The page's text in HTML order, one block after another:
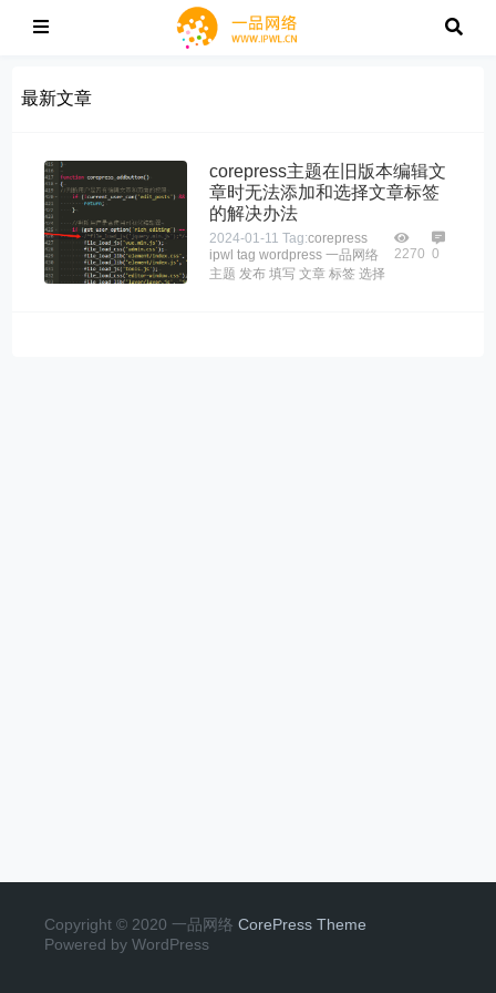
最新文章
corepress主题在旧版本编辑文
章时无法添加和选择文章标签
的解决办法
2024-01-11 Tag:corepress
ipwl tag wordpress 一品网络
主题 发布 填写 文章 标签 选择
2270 0
Copyright © 2020 一品网络 CorePress Theme
Powered by WordPress